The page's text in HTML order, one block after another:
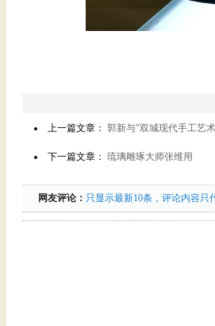
上一篇文章： 郭新与"双城现代手工艺
下一篇文章： 琉璃雕琢大师张维用
网友评论： 只显示最新10条，评论内容只